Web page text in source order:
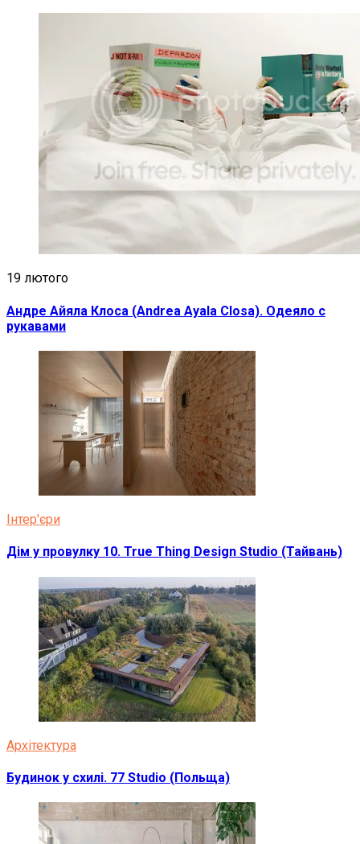
19 лютого
Андре Айяла Клоса (Andrea Ayala Closa). Одеяло с
рукавами
Інтер'єри
Дім у провулку 10. True Thing Design Studio (Тайвань)
Архітектура
Будинок у схилі. 77 Studio (Польща)